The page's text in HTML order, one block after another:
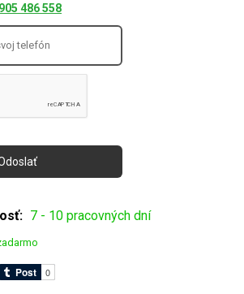
486 558
7 - 10 pracovných dní